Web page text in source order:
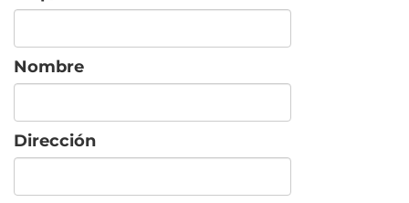
Nombre
Dirección